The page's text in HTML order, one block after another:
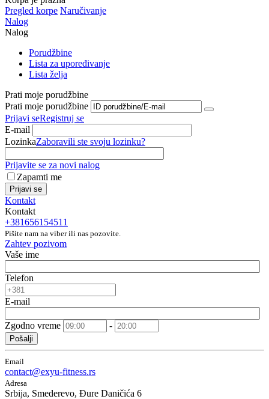
Pregled korpe Naručivanje
Nalog
Nalog
Porudžbine
Lista za upoređivanje
Lista želja
Prati moje porudžbine
Prati moje porudžbine
Prijavi seRegistruj se
E-mail
LozinkaZaboravili ste svoju lozinku?
Prijavite se za novi nalog
Zapamti me
Prijavi se
Kontakt
Kontakt
+381656154511
Pišite nam na viber ili nas pozovite.
Zahtev pozivom
Vaše ime
Telefon
E-mail
Zgodno vreme -
Pošalji
Email
contact@exyu-fitness.rs
Adresa
Srbija, Smederevo, Đure Daničića 6